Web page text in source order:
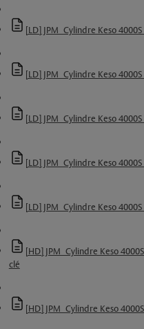
[LD] JPM_Cylindre Keso
[LD] JPM_Cylindre Keso
[LD] JPM_Cylindre Keso
[LD] JPM_Cylindre Keso
[LD] JPM_Cylindre Keso
[HD] JPM_Cylindre Keso
clé
[HD] JPM_Cylindre Keso